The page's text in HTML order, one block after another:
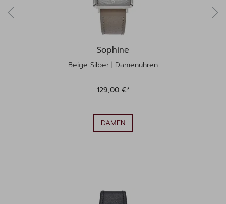
Sophine
Beige Silber | Damenuhren
129,00 €*
DAMEN